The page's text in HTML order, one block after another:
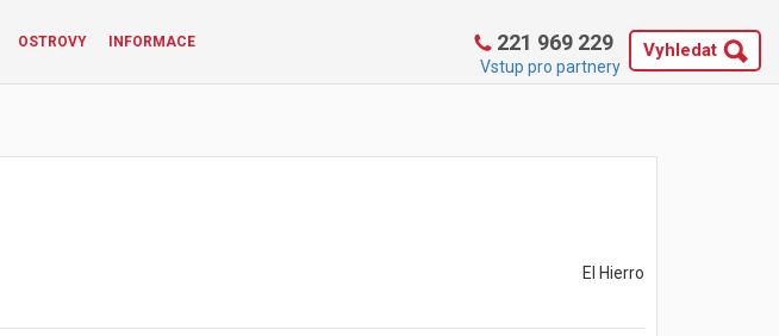
OSTROVY INFORMACE 221 969 229 Vyhledat
Vstup pro partnery
El Hierro